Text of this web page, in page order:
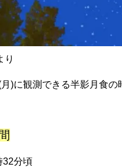
り
)に観測できる半影月食の
32分頃